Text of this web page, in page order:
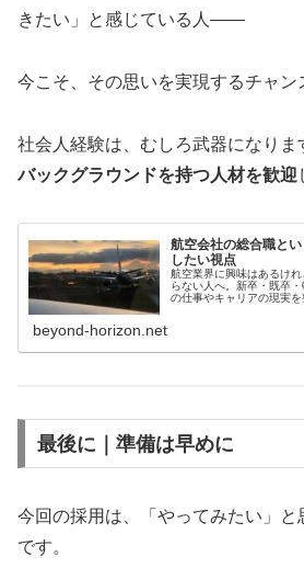
きたい」と感じている人――
今こそ、その思いを実現するチャン
社会人経験は、むしろ武器になりま
バックグラウンドを持つ人材を歓迎
航空会社の総合職と
したい視点
航空業界に興味はあるけ
らない人へ。新卒・既卒
の仕事やキャリアの現実を
beyond-horizon.net
最後に｜準備は早めに
今回の採用は、「やってみたい」と
です。